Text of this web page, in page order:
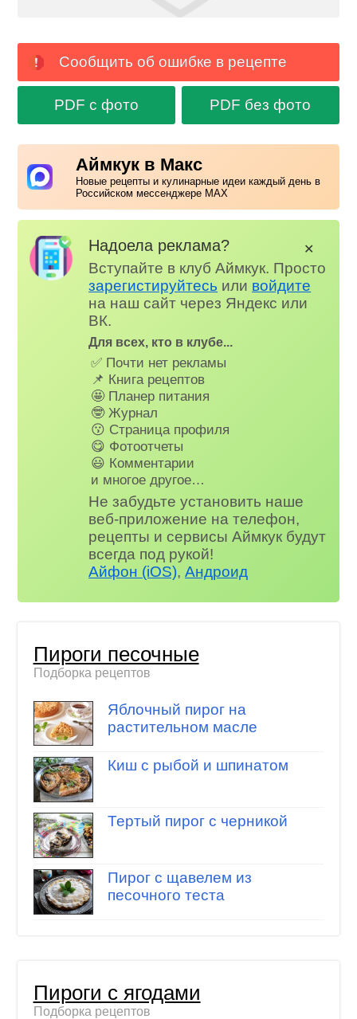
Сообщить об ошибке в рецепте
PDF с фото PDF без фото
Аймкук в Макс
Новые рецепты и кулинарные идеи каждый день в
Российском мессенджере MAX
Надоела реклама?
Вступайте в клуб Аймкук. Просто
зарегистируйтесь или войдите
на наш сайт через Яндекс или
ВК.
Для всех, кто в клубе...
✅ Почти нет рекламы
📌 Книга рецептов
🤩 Планер питания
🤓 Журнал
😗 Страница профиля
😋 Фотоотчеты
😃 Комментарии
и многое другое…
Не забудьте установить наше
веб-приложение на телефон,
рецепты и сервисы Аймкук будут
всегда под рукой!
Айфон (iOS),Андроид
✕
Пироги песочные
Подборка рецептов
Яблочный пирог на
растительном масле
Киш с рыбой и шпинатом
Тертый пирог с черникой
Пирог с щавелем из
песочного теста
Пироги с ягодами
Подборка рецептов